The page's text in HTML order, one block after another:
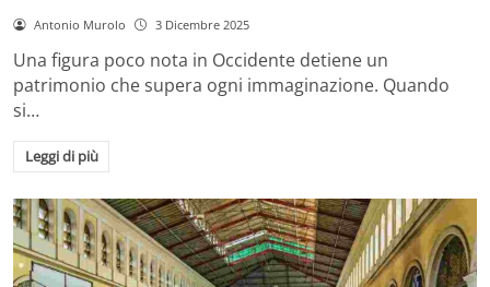
Antonio Murolo 3 Dicembre 2025
Una figura poco nota in Occidente detiene un
patrimonio che supera ogni immaginazione. Quando
si…
Leggi di più